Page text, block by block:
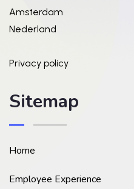
Amsterdam
Nederland
Privacy policy
Sitemap
Home
Employee Experience